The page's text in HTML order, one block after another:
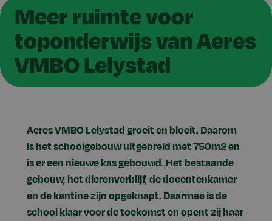
Meer ruimte voor
toponderwijs van Aeres
VMBO Lelystad
Aeres VMBO Lelystad groeit en bloeit. Daarom
is het schoolgebouw uitgebreid met 750m2 en
is er een nieuwe kas gebouwd. Het bestaande
gebouw, het dierenverblijf, de docentenkamer
en de kantine zijn opgeknapt. Daarmee is de
school klaar voor de toekomst en opent zij haar